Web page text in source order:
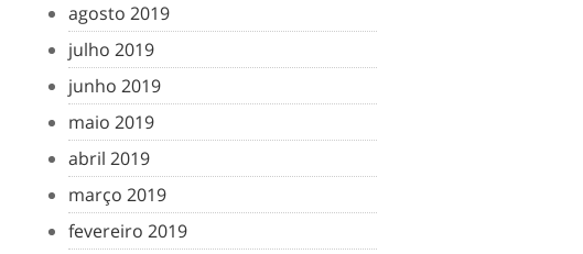
agosto 2019
julho 2019
junho 2019
maio 2019
abril 2019
março 2019
fevereiro 2019